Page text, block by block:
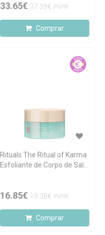
33.65€ 37.39€ PVPR
Comprar
Rituals The Ritual of Karma
Esfoliante de Corpo de Sal
16.85€ 19.38€ PVPR
Comprar